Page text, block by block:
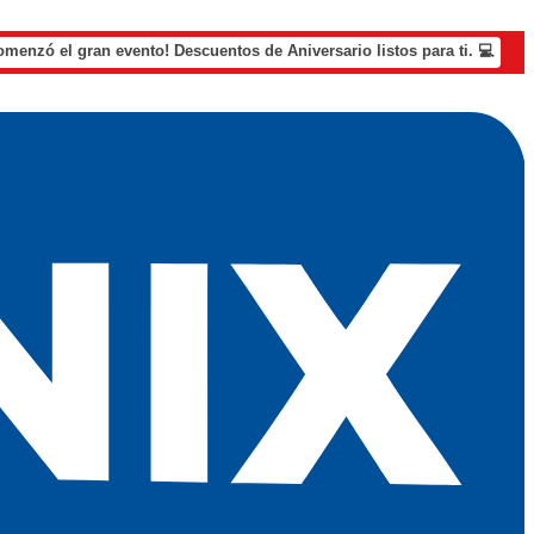
el gran evento! Descuentos de Aniversario listos para ti. 💻